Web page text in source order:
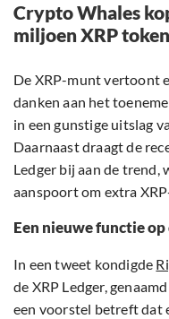
Crypto Whales
miljoen XRP
De XRP-munt vertoont
danken aan het
in een gunstige uitslag
Daarnaast draagt de
Ledger bij aan de
aanspoort om extra
Een nieuwe functie op
In een tweet kondigde
de XRP Ledger,
een voorstel betreft dat